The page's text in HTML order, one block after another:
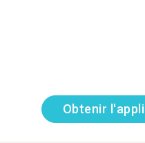
Obtenir l'appli